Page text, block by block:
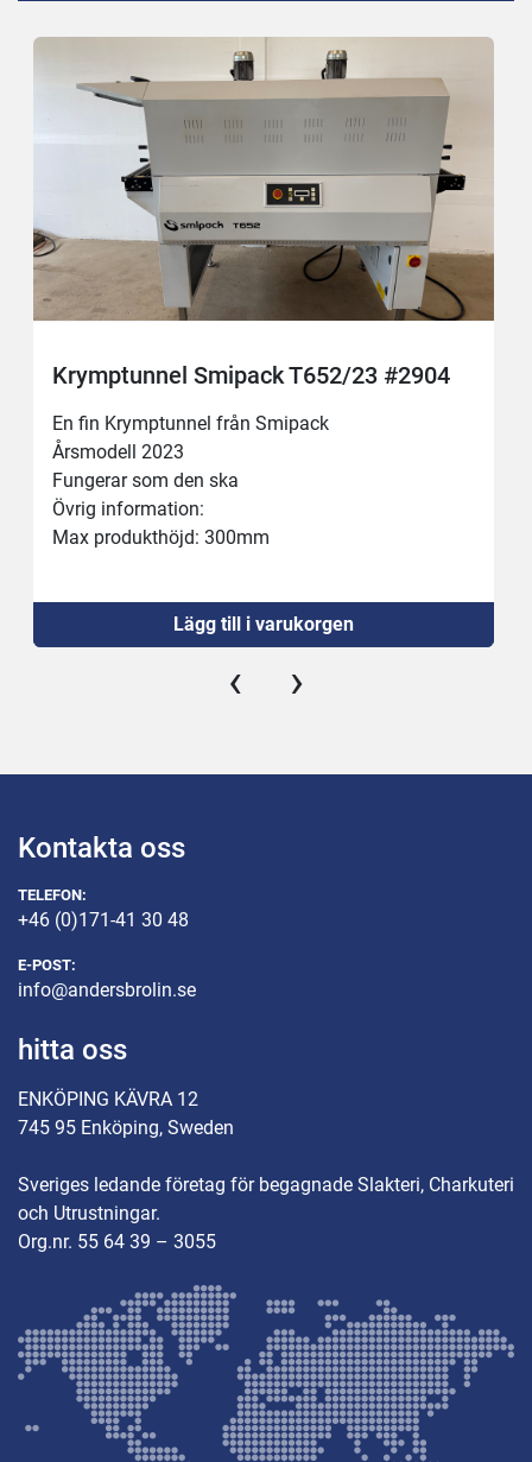
Krymptunnel Smipack T652/23 #2904
En fin Krymptunnel från Smipack
Årsmodell 2023
Fungerar som den ska
Övrig information:
Max produkthöjd: 300mm
Mått: (L × B × H): 1910 × 1045 × 1565 mm
32A kontakt
Lägg till i varukorgen
‹ ›
Kontakta oss
TELEFON:
+46 (0)171-41 30 48
E-POST:
info@andersbrolin.se
hitta oss
ENKÖPING KÄVRA 12
745 95 Enköping, Sweden
Sveriges ledande företag för begagnade Slakteri, Charkuteri
och Utrustningar.
Org.nr. 55 64 39 – 3055